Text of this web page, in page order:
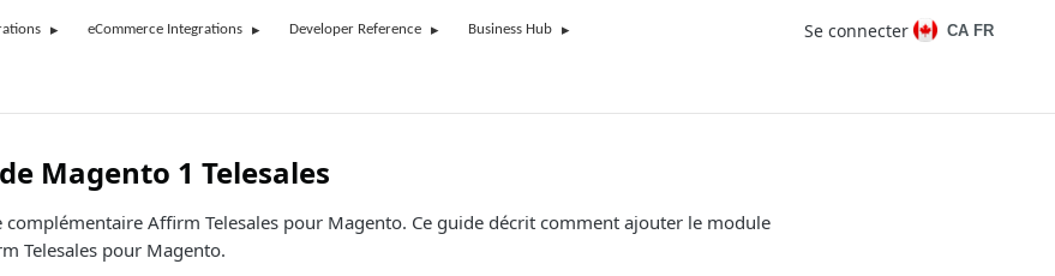
eCommerce Integrations Developer Reference Business Hub Se connecter CA FR
Magento 1 Telesales
Affirm Telesales pour Magento. Ce guide décrit comment ajouter le module
Telesales pour Magento.